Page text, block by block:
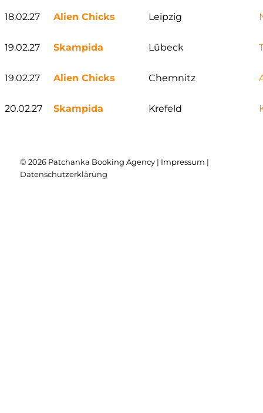
18.02.27 Alien Chicks Leipzig
19.02.27 Skampida Lübeck
19.02.27 Alien Chicks Chemnitz
20.02.27 Skampida Krefeld
© 2026 Patchanka Booking Agency | Impressum |
Datenschutzerklärung